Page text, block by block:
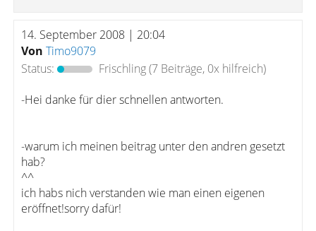
14. September 2008 | 20:04
Von Timo9079
Status:
Frischling(7 Beiträge, 0x hilfreich)
-Hei danke für dier schnellen antworten.
-warum ich meinen beitrag unter den andren gesetzt
hab?
^^
ich habs nich verstanden wie man einen eigenen
eröffnet!sorry dafür!